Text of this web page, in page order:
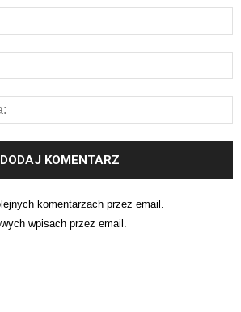
komentarzach przez email.
wpisach przez email.